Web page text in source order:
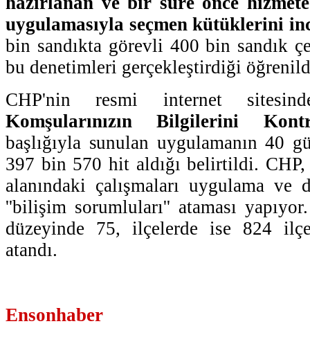
uygulamasıyla seçmen kütüklerini
bin sandıkta görevli 400 bin sandık
bu denetimleri gerçekleştirdiği
CHP'nin resmi internet
Komşularınızın Bilgilerini
başlığıyla sunulan uygulamanın 40
397 bin 570 hit aldığı belirtildi.
alanındaki çalışmaları uygulama ve
''bilişim sorumluları'' ataması
düzeyinde 75, ilçelerde ise 824
atandı.
Ensonhaber